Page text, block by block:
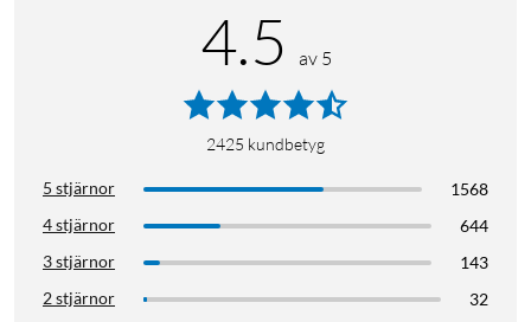
4.5 av 5
2425 kundbetyg
5 stjärnor
1568
4 stjärnor
644
3 stjärnor
143
2 stjärnor
32